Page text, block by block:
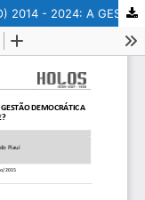
PNE (PLANO NACIONAL DE EDUCAÇÃO) 2014 - 2024: A GESTÃO DEMOCRÁTICA NA EDUCAÇÃO SE FAZ PRESENTE?